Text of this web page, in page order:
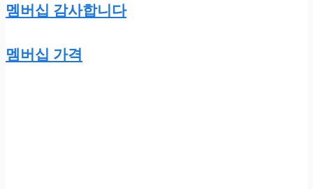
멤버십 감사합니다
멤버십 가격